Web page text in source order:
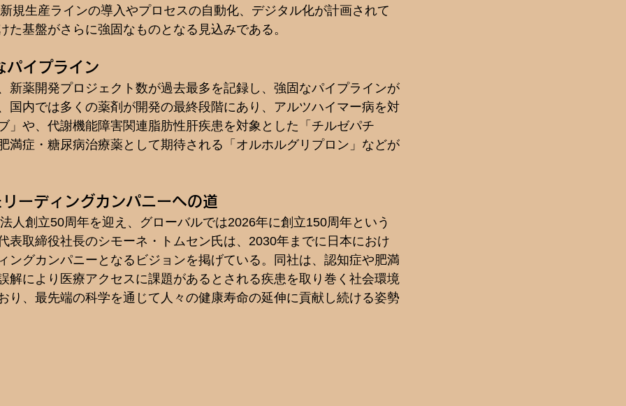
規生産ラインの導入やプロセスの自動化、デジタル化が計画されて
た基盤がさらに強固なものとなる見込みである。
パイプライン
新薬開発プロジェクト数が過去最多を記録し、強固なパイプラインが
国内では多くの薬剤が開発の最終段階にあり、アルツハイマー病を対
」や、代謝機能障害関連脂肪性肝疾患を対象とした「チルゼパチ
満症・糖尿病治療薬として期待される「オルホルグリプロン」などが
ーディングカンパニーへの道
人創立50周年を迎え、グローバルでは2026年に創立150周年という
表取締役社長のシモーネ・トムセン氏は、2030年までに日本におけ
ングカンパニーとなるビジョンを掲げている。同社は、認知症や肥満
解により医療アクセスに課題があるとされる疾患を取り巻く社会環境
り、最先端の科学を通じて人々の健康寿命の延伸に貢献し続ける姿勢